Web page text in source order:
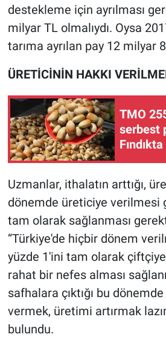
destekleme için ayrılması
milyar TL olmalıydı. Oysa
tarıma ayrılan pay 12 milyar
ÜRETİCİNİN HAKKI
TMO
serbest
başlıyor
Uzmanlar, ithalatın arttığı,
dönemde üreticiye verilmesi
tam olarak sağlanması
“Türkiye'de hiçbir dönem
yüzde 1'ini tam olarak
rahat bir nefes alması
safhalara çıktığı bu
vermek, üretimi artırmak
bulundu.